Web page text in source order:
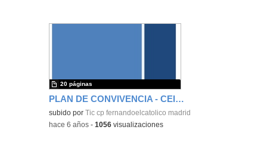
PLAN DE CONVIVENCIA - CEIP FERNANDO EL CATÓLICO
subido por Tic cp fernandoelcatolico madrid
20 páginas
-hace 6 años -1056 visualizaciones